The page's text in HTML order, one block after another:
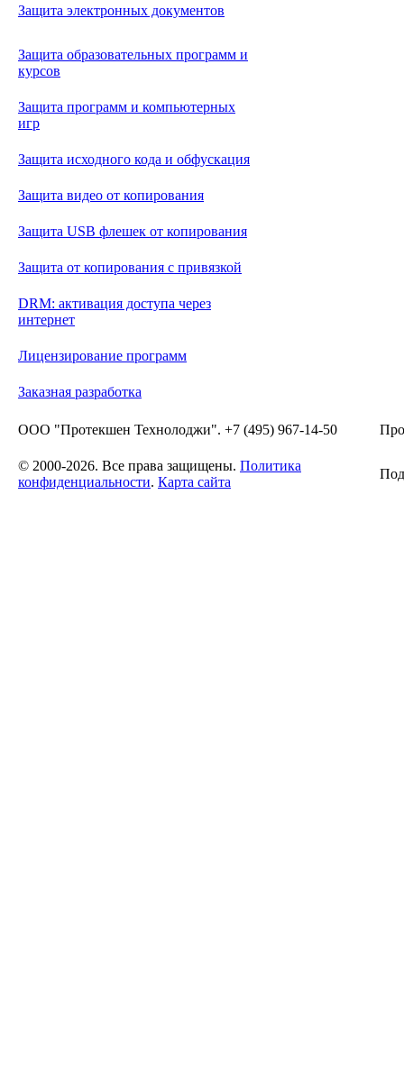
Защита электронных документов
Защита образовательных программ и
курсов
Защита программ и компьютерных
игр
Защита исходного кода и обфускация
Защита видео от копирования
Защита USB флешек от копирования
Защита от копирования с привязкой
DRM: активация доступа через
интернет
Лицензирование программ
Заказная разработка
ООО "Протекшен Технолоджи". +7 (495) 967-14-50
© 2000-2026. Все права защищены. Политика
конфиденциальности. Карта сайта